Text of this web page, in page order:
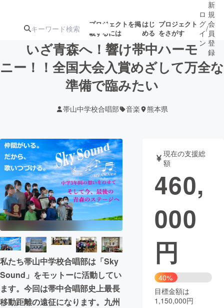
プロジェクトを掲
載するには
はじ
める
プロジェクト
をさがす
注目のリ 注目の新着プロ募集終了が近いプ
テクノロジー・ガジェット
映像・映画 書籍・雑誌
ビジネス・起業 チャレンジ
まちづくり・地域活性化
CAMPFIRE for Social Good
CAMPFIRE Creation
CAMPFIREふるさと納税machi-ya コミュニティ
ロ
グ
イ
ン
/
新
規
会
員
登
録
いざ青森へ！響け帯中ハーモ
ニー！！全国大会入賞めざして万全な
準備で臨みたい
帯山中学校合唱部 音楽 熊本県
私たち帯山中学校合唱部は「Sky
Sound」をモットーに活動してい
ます。今回は帯中合唱部史上最長
移動距離の遠征になります。九州
現在の支援総
額
460,
000
円
40%
目標金額は
1,150,000円